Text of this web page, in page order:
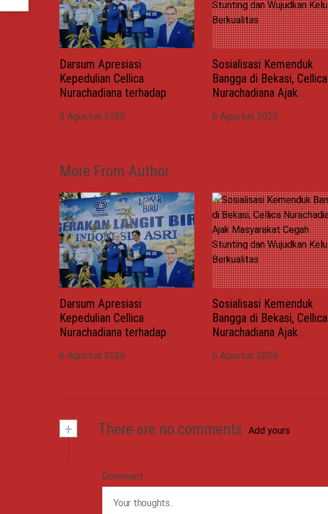
Darsum Apresiasi
Kepedulian Cellica
Nurachadiana terhadap
Pengabdian yang Nyata
6 Agustus 2026
Sosialisasi Kemenduk
Bangga di Bekasi, Cellica
Nurachadiana Ajak
dan Wujudkan Keluarga
6 Agustus 2026
More From Author
Darsum Apresiasi
Kepedulian Cellica
Nurachadiana terhadap
Pengabdian yang Nyata
6 Agustus 2026
Sosialisasi Kemenduk
Bangga di Bekasi, Cellica
Nurachadiana Ajak
dan Wujudkan Keluarga
6 Agustus 2026
+ There are no comments Add yours
Comment